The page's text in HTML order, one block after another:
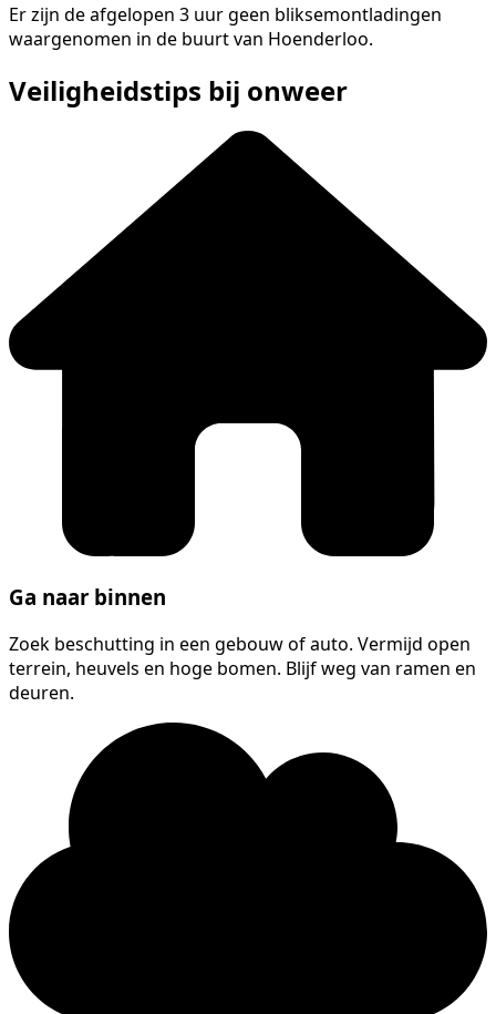
Er zijn de afgelopen 3 uur geen bliksemontladingen
waargenomen in de buurt van Hoenderloo.
Veiligheidstips bij onweer
Ga naar binnen
Zoek beschutting in een gebouw of auto. Vermijd open
terrein, heuvels en hoge bomen. Blijf weg van ramen en
deuren.